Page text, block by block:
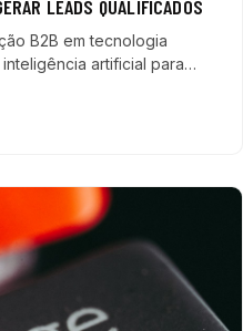
LEADS QUALIFICADOS
B2B em tecnologia
artificial para